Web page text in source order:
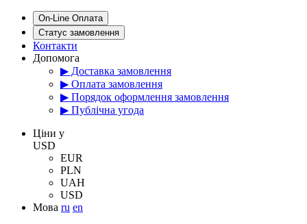
On-Line Оплата
Статус замовлення
Контакти
Допомога
▶ Доставка замовлення
▶ Оплата замовлення
▶ Порядок оформлення замовлення
▶ Публічна угода
Цiни у
USD
EUR
PLN
UAH
USD
Мова ru en